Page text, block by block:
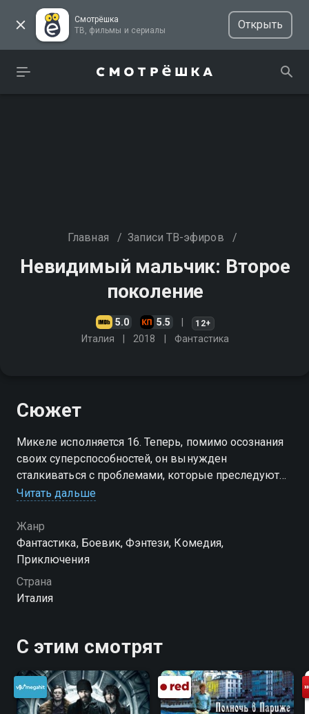
Смотрёшка
ТВ, фильмы и сериалы
Открыть
Главная / Записи ТВ-эфиров /
Невидимый мальчик: Второе
поколение
5.0 5.5 12+
Италия 2018 Фантастика
Сюжет
Микеле исполняется 16. Теперь, помимо осознания
своих суперспособностей, он вынужден
сталкиваться с проблемами, которые преследуют
многих ребят переходного возраста
Читать дальше
Жанр
Фантастика, Боевик, Фэнтези, Комедия,
Приключения
Страна
Италия
С этим смотрят